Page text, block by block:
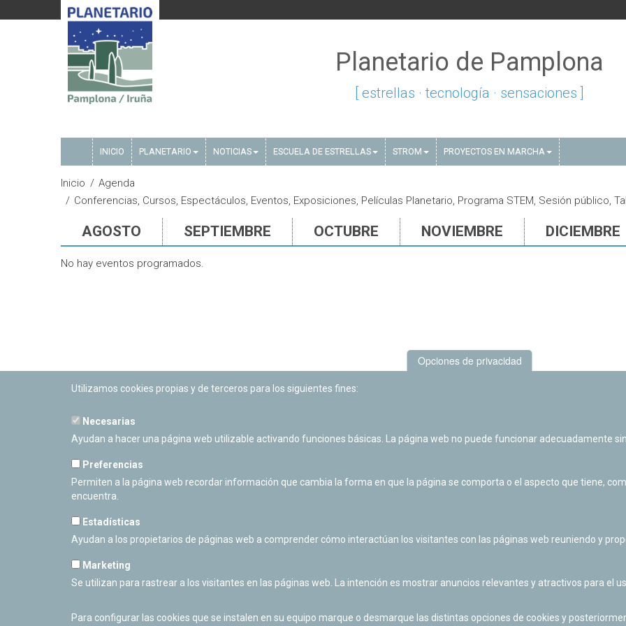
Planetario de Pamplona
[ estrellas · tecnología · sensaciones ]
INICIO PLANETARIO NOTICIAS ESCUELA DE ESTRELLAS STROM PROYECTOS EN MARCHA
Inicio
Agenda
Conferencias, Cursos, Espectáculos, Eventos, Exposiciones, Películas Planetario, Programa STEM, Sesión público,
AGOSTO SEPTIEMBRE OCTUBRE NOVIEMBRE DICIEMBRE
No hay eventos programados.
PLANETARIO DE PAMPLONA
Calle Sancho RamÃ­rez, s/n
Cerrado Temporalmente
Opciones de privacidad
Utilizamos cookies propias y de terceros para los siguientes fines:
Necesarias
Ayudan a hacer una página web utilizable activando funciones básicas. La página web no puede funcionar adecuadamente
Preferencias
Permiten a la página web recordar información que cambia la forma en que la página se comporta o el aspecto que tiene,
encuentra.
Estadísticas
Ayudan a los propietarios de páginas web a comprender cómo interactúan los visitantes con las páginas web reuniendo y
Marketing
Se utilizan para rastrear a los visitantes en las páginas web. La intención es mostrar anuncios relevantes y atractivos para el
Para configurar las cookies que se instalen en su equipo marque o desmarque las distintas opciones de cookies y